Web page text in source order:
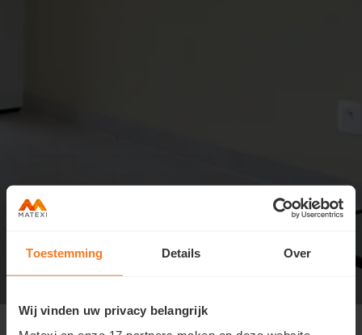
Toestemming Details Over
Wij vinden uw privacy belangrijk
Ghent Dreef >